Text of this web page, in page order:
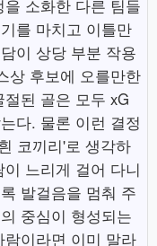
소화한 다른 팀들
를 마치고 이틀만
이 상당 부분 작용
상 후보에 오를만한
된 골은 모두 xG
다. 물론 이런 결정
코끼리'로 생각하
느리게 걸어 다니
발걸음을 멈춰 주
중심이 형성되는
이라면 이미 말라